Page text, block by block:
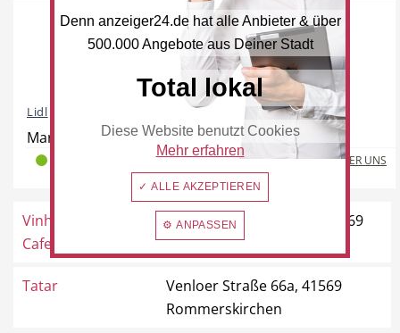
Lidl
Mariannenpark 1, 41569 Rommerskirchen
MEHR ÜBER UNS
Vinhoteca Centro
Cafe
Rudolf-Diesel-Straße 2, 41569
Rommerskirchen
Tatar
Venloer Straße 66a, 41569
Rommerskirchen
Denn anzeiger24.de hat alle Anbieter & über
500.000 Angebote aus Deiner Stadt
Total lokal
Diese Website benutzt Cookies
Mehr erfahren
✓ ALLE AKZEPTIEREN
⚙ ANPASSEN